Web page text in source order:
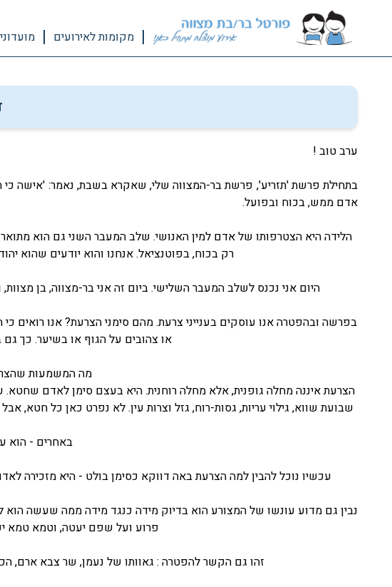
מקומות לאירועים
ערב טוב !
בתחילת פרשת 'תזריע', פרשת בר-המצווה שלי, שאקרא בשבת, נאמר: 'אישה כי
אדם ממש, בכוח ובפועל.
הלידה היא הצטרפותו של אדם למין האנושי. שלב המעבר השני גם הוא
רק בכוח, בפוטנציאל. אנחנו והוא יודעים שהוא
היום אני נכנס לשלב המעבר השלישי. ביום זה אני בר-מצווה, בן
בפרשה ובהפטרה אנו עוסקים בענייני צרעת. מהם סימני הצרעת? אנו
או צהובים על הגוף או בשיער. כך
מה המשמעות
הצרעת איננה מחלה גופנית, אלא מחלה רוחנית. היא בעצם סימן לאדם
שבועת שווא, גילוי עריות, גסות-רוח, גזל וצרות עין. לא נפרט כאן כל
באחרים - הוא
עכשיו נוכל להבין למה הצרעת באה דווקא כסימן בולט - היא
נבין גם מדוע עונשו של המצורע הוא בדיוק מידה כנגד מידה ממה שעשה הוא
פרוע ועל שפם יעטה, וטמא טמא
זהו גם הקשר להפטרה : גאוותו של נעמן, שר צבא ארם,